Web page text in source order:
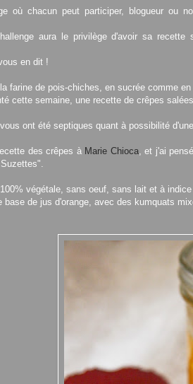
où chacun peut participer, blogueur ou
aura le privilège d'avoir sa
en dit !
farine de pois-chiches, en sucrée comme en
cette semaine, une recette de crêpes
ont été septiques quant à possibilité
des crêpes à Marie Chioca, et j'ai
végétale, sans oeuf, sans lait et à indice
base de jus d'orange, avec des kumquats